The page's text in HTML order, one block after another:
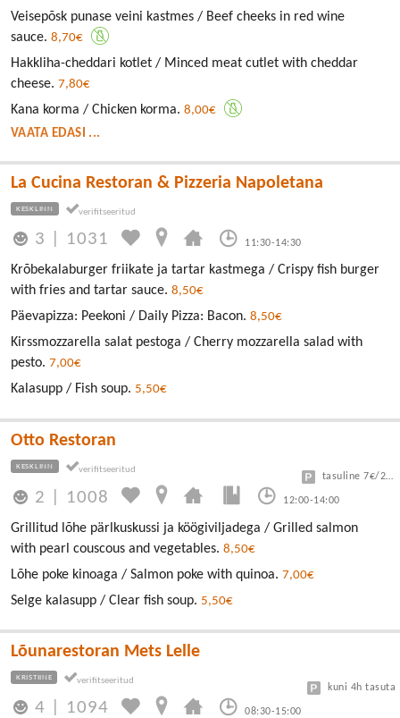
Veisepõsk punase veini kastmes / Beef cheeks in red wine
sauce. 8,70€
Hakkliha-cheddari kotlet / Minced meat cutlet with cheddar
cheese. 7,80€
Kana korma / Chicken korma. 8,00€
VAATA EDASI ...
La Cucina Restoran & Pizzeria Napoletana
KESKLINN
3 1031 11:30-14:30
Krõbekalaburger friikate ja tartar kastmega / Crispy fish burger
with fries and tartar sauce. 8,50€
Päevapizza: Peekoni / Daily Pizza: Bacon. 8,50€
Kirssmozzarella salat pestoga / Cherry mozzarella salad with
pesto. 7,00€
Kalasupp / Fish soup. 5,50€
Otto Restoran
KESKLINN
2 1008 12:00-14:00
tasuline 7€/24h
Grillitud lõhe pärlkuskussi ja köögiviljadega / Grilled salmon
with pearl couscous and vegetables. 8,50€
Lõhe poke kinoaga / Salmon poke with quinoa. 7,00€
Selge kalasupp / Clear fish soup. 5,50€
Lõunarestoran Mets Lelle
KRISTIINE
4 1094 08:30-15:00
kuni 4h tasuta